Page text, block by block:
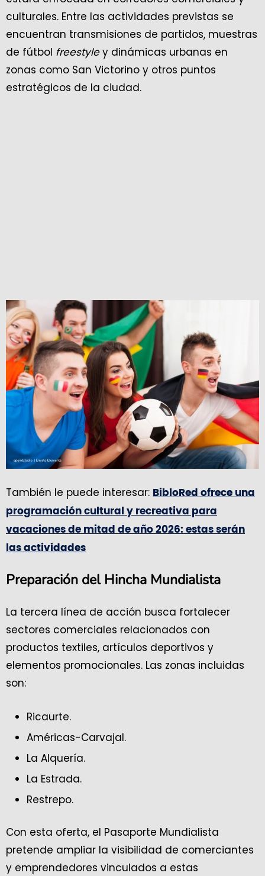
culturales. Entre las actividades previstas se
encuentran transmisiones de partidos, muestras
de fútbol freestyley dinámicas urbanas en
zonas como San Victorino y otros puntos
estratégicos de la ciudad.
También le puede interesar: BibloRed ofrece una
programación cultural y recreativa para
vacaciones de mitad de año 2026: estas serán
las actividades
Preparación del Hincha Mundialista
La tercera línea de acción busca fortalecer
sectores comerciales relacionados con
productos textiles, artículos deportivos y
elementos promocionales. Las zonas incluidas
son:
Ricaurte.
Américas-Carvajal.
La Alquería.
La Estrada.
Restrepo.
Con esta oferta, el Pasaporte Mundialista
pretende ampliar la visibilidad de comerciantes
y emprendedores vinculados a estas